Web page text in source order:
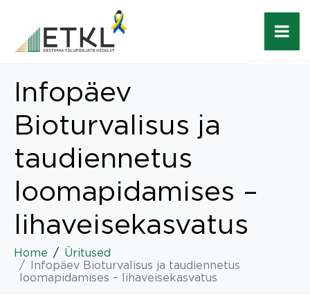
Infopäev
Bioturvalisus ja
taudiennetus
loomapidamises –
lihaveisekasvatus
Home
Üritused
Infopäev Bioturvalisus ja taudiennetus
loomapidamises – lihaveisekasvatus